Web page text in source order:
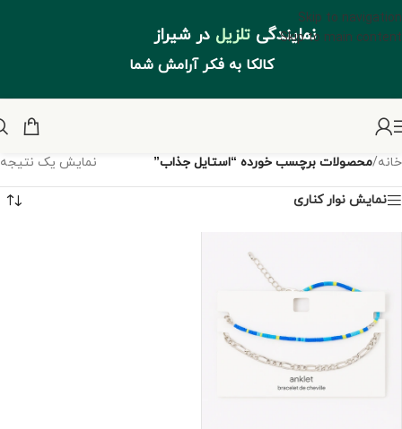
Skip to navigation
Skip to main content
نمایندگی تلزیل در شیراز
کالکا به فکر آرامش شما
خانه/محصولات برچسب خورده “استایل جذاب” نمایش یک نتیجه
نمایش نوار کناری